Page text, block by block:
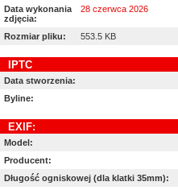
Data wykonania
zdjęcia:
28 czerwca 2026
Rozmiar pliku: 553.5 KB
IPTC
Data stworzenia:
Byline:
EXIF:
Model:
Producent:
Długość ogniskowej (dla klatki 35mm):